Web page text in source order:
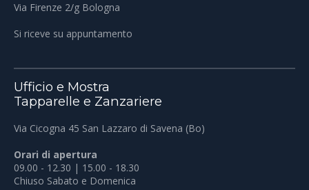
Via Firenze 2/g Bologna
Si riceve su appuntamento
Ufficio e Mostra
Tapparelle e Zanzariere
Via Cicogna 45 San Lazzaro di Savena (Bo)
Orari di apertura
09.00 - 12.30 | 15.00 - 18.30
Chiuso Sabato e Domenica